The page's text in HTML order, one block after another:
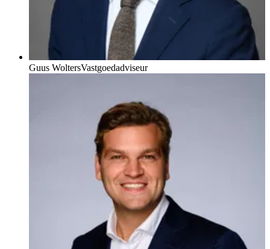
Guus WoltersVastgoedadviseur